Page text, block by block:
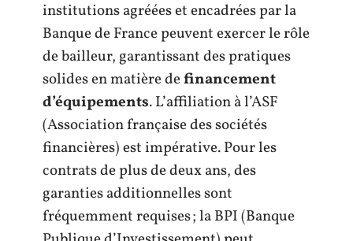
institutions agréées et encadrées par la
Banque de France peuvent exercer le rôle
de bailleur, garantissant des pratiques
solides en matière definancement
d’équipements. L’affiliation à l’ASF
(Association française des sociétés
financières) est impérative. Pour les
contrats de plus de deux ans, des
garanties additionnelles sont
fréquemment requises ; la BPI (Banque